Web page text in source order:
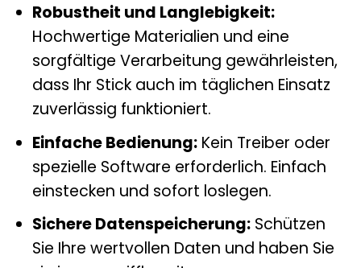
Robustheit und Langlebigkeit:
Hochwertige Materialien und eine
sorgfältige Verarbeitung gewährleisten,
dass Ihr Stick auch im täglichen Einsatz
zuverlässig funktioniert.
Einfache Bedienung:Kein Treiber oder
spezielle Software erforderlich. Einfach
einstecken und sofort loslegen.
Sichere Datenspeicherung:Schützen
Sie Ihre wertvollen Daten und haben Sie